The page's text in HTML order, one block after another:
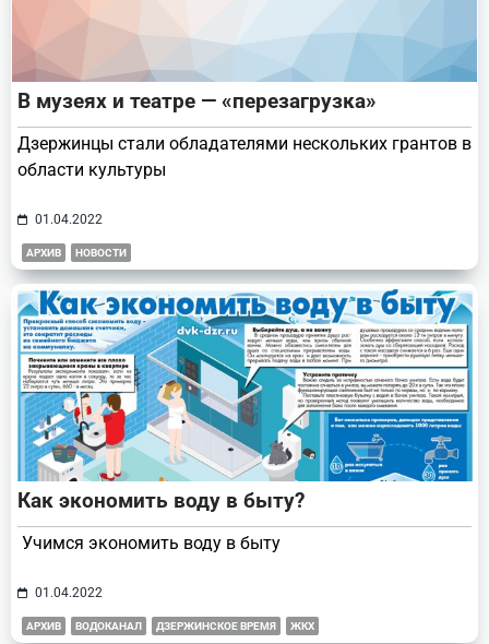
В музеях и театре — «перезагрузка»
Дзержинцы стали обладателями нескольких грантов в
области культуры
01.04.2022
АРХИВ НОВОСТИ
Как экономить воду в быту?
Учимся экономить воду в быту
01.04.2022
АРХИВ ВОДОКАНАЛ ДЗЕРЖИНСКОЕ ВРЕМЯ ЖКХ